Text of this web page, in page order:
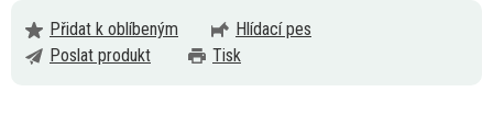
Přidat k oblíbeným
Hlídací pes
Poslat produkt
Tisk